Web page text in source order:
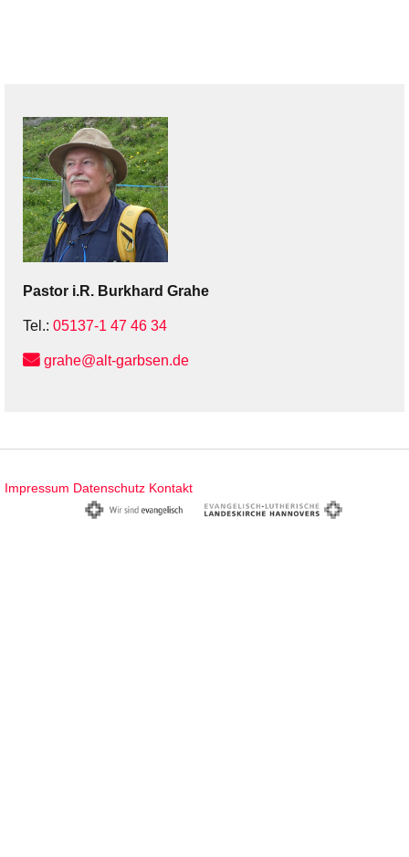
Pastor i.R. Burkhard Grahe
Tel.: 05137-1 47 46 34
grahe@alt-garbsen.de
Impressum Datenschutz Kontakt